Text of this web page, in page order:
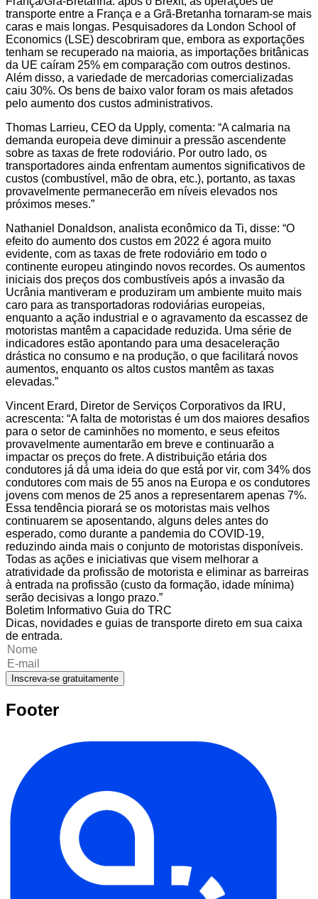
transporte entre a França e a Grã-Bretanha tornaram-se mais
caras e mais longas. Pesquisadores da London School of
Economics (LSE) descobriram que, embora as exportações
tenham se recuperado na maioria, as importações britânicas
da UE caíram 25% em comparação com outros destinos.
Além disso, a variedade de mercadorias comercializadas
caiu 30%. Os bens de baixo valor foram os mais afetados
pelo aumento dos custos administrativos.
Thomas Larrieu, CEO da Upply, comenta: “A calmaria na
demanda europeia deve diminuir a pressão ascendente
sobre as taxas de frete rodoviário. Por outro lado, os
transportadores ainda enfrentam aumentos significativos de
custos (combustível, mão de obra, etc.), portanto, as taxas
provavelmente permanecerão em níveis elevados nos
próximos meses.”
Nathaniel Donaldson, analista econômico da Ti, disse: “O
efeito do aumento dos custos em 2022 é agora muito
evidente, com as taxas de frete rodoviário em todo o
continente europeu atingindo novos recordes. Os aumentos
iniciais dos preços dos combustíveis após a invasão da
Ucrânia mantiveram e produziram um ambiente muito mais
caro para as transportadoras rodoviárias europeias,
enquanto a ação industrial e o agravamento da escassez de
motoristas mantêm a capacidade reduzida. Uma série de
indicadores estão apontando para uma desaceleração
drástica no consumo e na produção, o que facilitará novos
aumentos, enquanto os altos custos mantêm as taxas
elevadas.”
Vincent Erard, Diretor de Serviços Corporativos da IRU,
acrescenta: “A falta de motoristas é um dos maiores desafios
para o setor de caminhões no momento, e seus efeitos
provavelmente aumentarão em breve e continuarão a
impactar os preços do frete. A distribuição etária dos
condutores já dá uma ideia do que está por vir, com 34% dos
condutores com mais de 55 anos na Europa e os condutores
jovens com menos de 25 anos a representarem apenas 7%.
Essa tendência piorará se os motoristas mais velhos
continuarem se aposentando, alguns deles antes do
esperado, como durante a pandemia do COVID-19,
reduzindo ainda mais o conjunto de motoristas disponíveis.
Todas as ações e iniciativas que visem melhorar a
atratividade da profissão de motorista e eliminar as barreiras
à entrada na profissão (custo da formação, idade mínima)
serão decisivas a longo prazo.”
Boletim Informativo Guia do TRC
Dicas, novidades e guias de transporte direto em sua caixa
de entrada.
Inscreva-se gratuitamente
Footer